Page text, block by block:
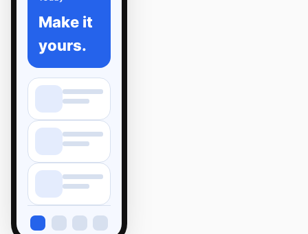
Make it
yours.